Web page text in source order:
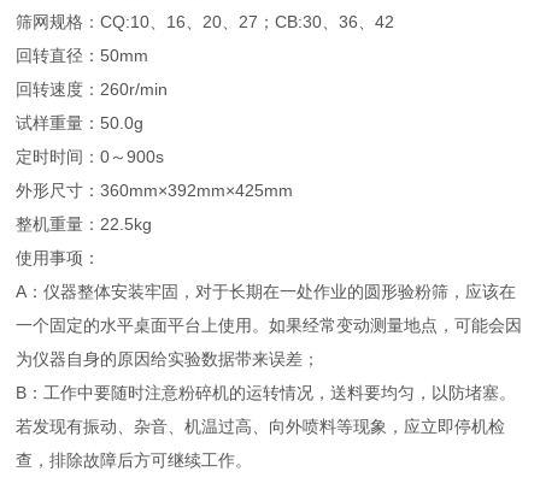
筛网规格：CQ:10、16、20、27；CB:30、36、42
回转直径：50mm
回转速度：260r/min
试样重量：50.0g
定时时间：0～900s
外形尺寸：360mm×392mm×425mm
整机重量：22.5kg
使用事项：
A：仪器整体安装牢固，对于长期在一处作业的圆形验粉筛，应该在
一个固定的水平桌面平台上使用。如果经常变动测量地点，可能会因
为仪器自身的原因给实验数据带来误差；
B：工作中要随时注意粉碎机的运转情况，送料要均匀，以防堵塞。
若发现有振动、杂音、机温过高、向外喷料等现象，应立即停机检
查，排除故障后方可继续工作。